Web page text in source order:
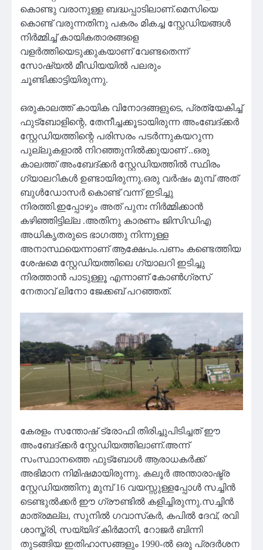
കൊണ്ടു വരാനുള്ള ബദ്ധപ്പാടിലാണ്.മെസിയെ
കൊണ്ട് വരുന്നതിനു പകരം മികച്ച സ്റ്റേഡിയങ്ങൾ
നിർമ്മിച്ച് കായികതാരങ്ങളെ
വളർത്തിയെടുക്കുകയാണ് വേണ്ടതെന്ന്
സോഷ്യൽ മീഡിയയിൽ പലരും
ചൂണ്ടിക്കാട്ടിയിരുന്നു.
ഒരുകാലത്ത് കായിക വിനോദങ്ങളുടെ, പ്രത്യേകിച്ച്
ഫുട്ബോളിന്റെ, തേനീച്ചക്കൂടായിരുന്ന അംബേദ്ക്കർ
സ്റ്റേഡിയത്തിന്റെ പരിസരം പടർന്നുകയറുന്ന
പുല്ലുകളാൽ നിറഞ്ഞുനിൽക്കുയാണ് ..ഒരു
കാലത്ത് അംബേദ്ക്കർ സ്റ്റേഡിയത്തിൽ സ്ഥിരം
ഗ്യാലറികൾ ഉണ്ടായിരുന്നു.ഒരു വർഷം മുമ്പ് അത്
ബുൾഡോസർ കൊണ്ട് വന്ന് ഇടിച്ചു
നിരത്തി.ഇപ്പോഴും അത് പുനഃ നിർമ്മിക്കാൻ
കഴിഞ്ഞിട്ടില്ല .അതിനു കാരണം ജിസിഡിഎ
അധികൃതരുടെ ഭാഗത്തു നിന്നുള്ള
അനാസ്ഥയെന്നാണ് ആക്ഷേപം.പണം കണ്ടെത്തിയ
ശേഷമെ സ്റ്റേഡിയത്തിലെ ഗ്യാലറി ഇടിച്ചു
നിരത്താൻ പാടുള്ളൂ എന്നാണ് കോൺഗ്രസ്
നേതാവ് ലിനോ ജേക്കബ് പറഞ്ഞത്.
കേരളം സന്തോഷ് ട്രോഫി തിരിച്ചുപിടിച്ചത് ഈ
അംബേദ്ക്കർ സ്റ്റേഡിയത്തിലാണ്.അന്ന്
സംസ്ഥാനത്തെ ഫുട്ബോൾ ആരാധകർക്ക്
അഭിമാന നിമിഷമായിരുന്നു. കലൂർ അന്താരാഷ്ട്ര
സ്റ്റേഡിയത്തിനു മുമ്പ് 16 വയസ്സുള്ളപ്പോൾ സച്ചിൻ
ടെണ്ടുൽക്കർ ഈ ഗ്രൗണ്ടിൽ കളിച്ചിരുന്നു.സച്ചിൻ
മാത്രമല്ല, സുനിൽ ഗവാസ്‌കർ, കപിൽ ദേവ്, രവി
ശാസ്ത്രി, സയ്യിദ് കിർമാനി, റോജർ ബിന്നി
തുടങ്ങിയ ഇതിഹാസങ്ങളും 1990-ൽ ഒരു പ്രദർശന